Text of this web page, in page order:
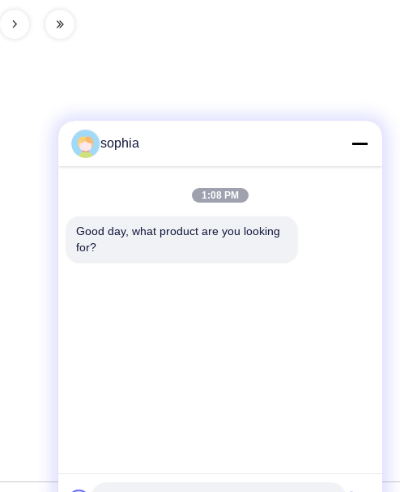
โทรศัพท์
sophia
1:08 PM
Good day, what product are you looking
for?